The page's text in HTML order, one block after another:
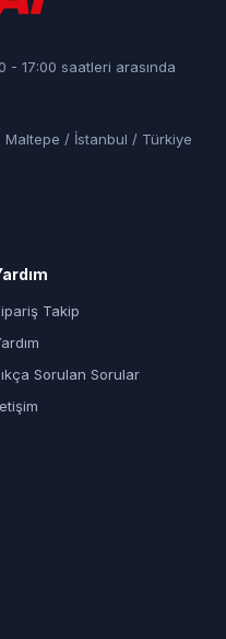
- 17:00 saatleri arasında
Maltepe / İstanbul / Türkiye
Takip
Sorulan Sorular